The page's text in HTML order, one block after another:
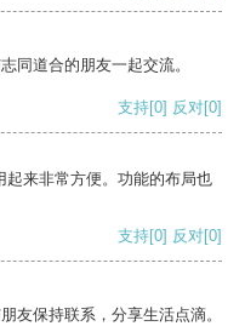
同道合的朋友一起交流。
支持[0] 反对[0]
来非常方便。功能的布局也
支持[0] 反对[0]
友保持联系，分享生活点滴。